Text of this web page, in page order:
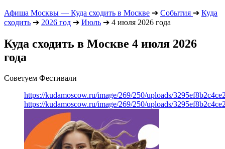
Афиша Москвы — Куда сходить в Москве ➔ События ➔ Куда
сходить ➔ 2026 год ➔ Июль ➔ 4 июля 2026 года
Куда сходить в Москве 4 июля 2026
года
Советуем Фестивали
https://kudamoscow.ru/image/269/250/uploads/
https://kudamoscow.ru/image/269/250/uploads/